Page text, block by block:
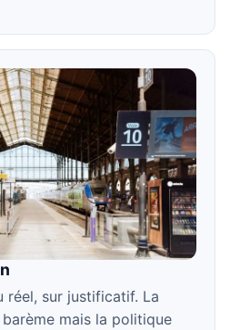
réel, sur justificatif. La
mais la politique